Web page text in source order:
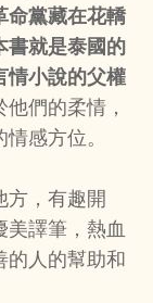
命黨藏在花轎
書就是泰國的
情小說的父權
們的柔情，
感方位。
方，有趣開
美譯筆，熱血
的人的幫助和